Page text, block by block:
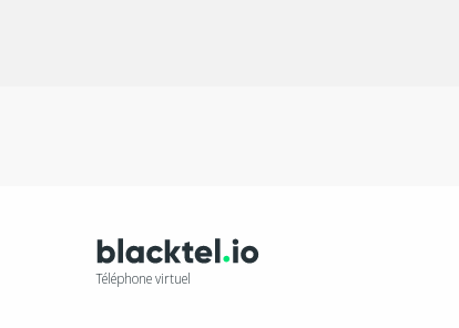
Téléphone virtuel